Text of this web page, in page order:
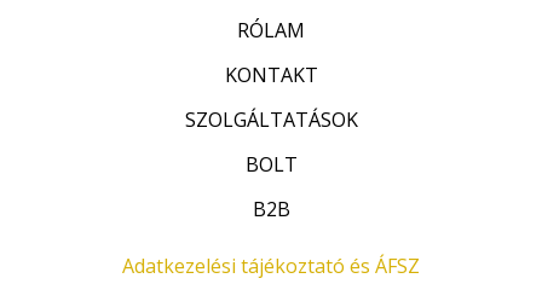
RÓLAM
KONTAKT
SZOLGÁLTATÁSOK
BOLT
B2B
Adatkezelési tájékoztató és ÁFSZ